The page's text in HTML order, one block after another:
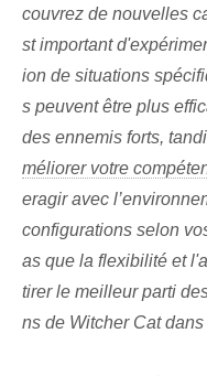
couvrez de nouvelles
st important
ion de situations
s peuvent être plus
des ennemis forts,
méliorer votre
eragir avec
configurations selon
as que la flexibilité et
tirer le meilleur parti
ns de Witcher Cat